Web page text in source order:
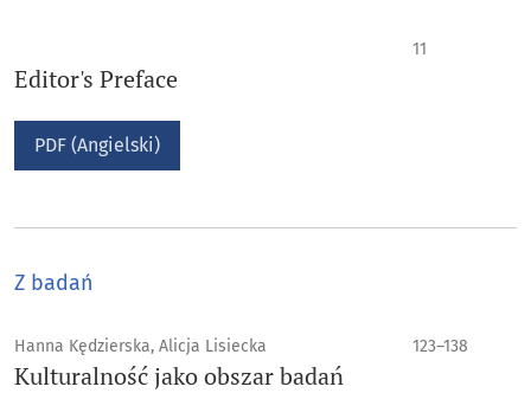
11
Editor's Preface
PDF (Angielski)
Z badań
Hanna Kędzierska, Alicja Lisiecka 123–138
Kulturalność jako obszar badań